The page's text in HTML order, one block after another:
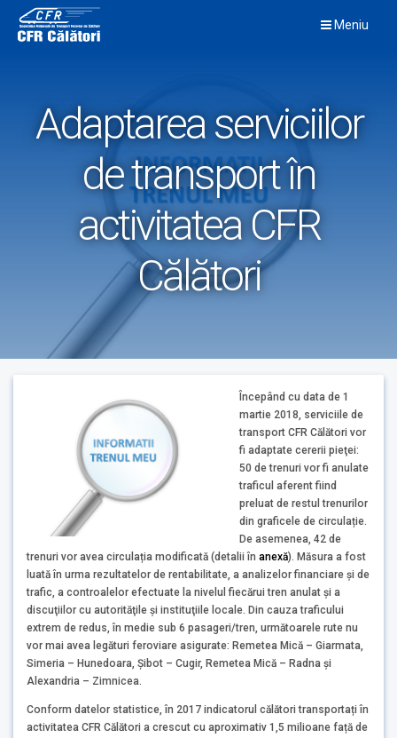
content
Meniu
Adaptarea serviciilor
de transport în
activitatea CFR
Călători
Începând cu data de 1
martie 2018, serviciile de
transport CFR Călători vor
fi adaptate cererii pieţei:
50 de trenuri vor fi anulate
traficul aferent fiind
preluat de restul trenurilor
din graficele de circulație.
De asemenea, 42 de
trenuri vor avea circulația modificată (detalii în anexă). Măsura a fost
luată în urma rezultatelor de rentabilitate, a analizelor financiare și de
trafic, a controalelor efectuate la nivelul fiecărui tren anulat și a
discuţiilor cu autorităţile şi instituţiile locale. Din cauza traficului
extrem de redus, în medie sub 6 pasageri/tren, următoarele rute nu
vor mai avea legături feroviare asigurate: Remetea Mică – Giarmata,
Simeria – Hunedoara, Șibot – Cugir, Remetea Mică – Radna și
Alexandria – Zimnicea.
Conform datelor statistice, în 2017 indicatorul călători transportați în
activitatea CFR Călători a crescut cu aproximativ 1,5 milioane față de